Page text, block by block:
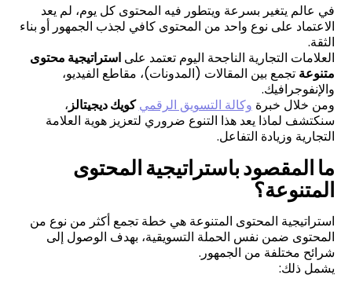
في عالم يتغير بسرعة ويتطور فيه المحتوى كل يوم، لم يعد
الاعتماد على نوع واحد من المحتوى كافي لجذب الجمهور أو بناء
الثقة.
العلامات التجارية الناجحة اليوم تعتمد علىاستراتيجية محتوى
متنوعة تجمع بين المقالات (المدونات)، مقاطع الفيديو،
والإنفوجرافيك.
ومن خلال خبرة وكالة التسويق الرقمي كويك ديجيتالز،
سنكتشف لماذا يعد هذا التنوع ضروري لتعزيز هوية العلامة
التجارية وزيادة التفاعل.
ما المقصود باستراتيجية المحتوى
المتنوعة؟
استراتيجية المحتوى المتنوعة هي خطة تجمع أكثر من نوع من
المحتوى ضمن نفس الحملة التسويقية، بهدف الوصول إلى
شرائح مختلفة من الجمهور.
يشمل ذلك: